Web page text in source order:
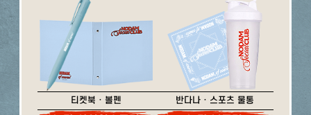
티켓북 · 볼펜 반다나 · 스포츠 물통